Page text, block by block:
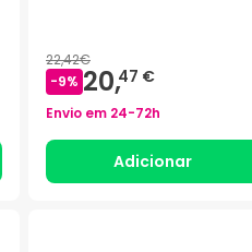
22,42€
-9% 20,47 €
Envio em 24-72h
Adicionar